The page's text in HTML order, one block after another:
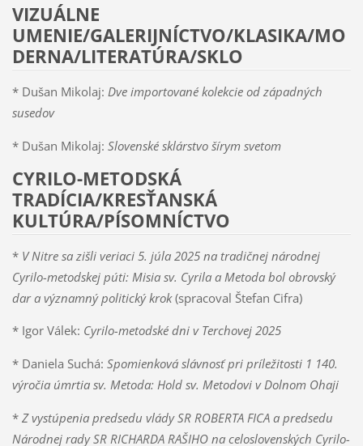
VIZUÁLNE
UMENIE/GALERIJNÍCTVO/KLASIKA/MO
DERNA/LITERATÚRA/SKLO
* Dušan Mikolaj: Dve importované kolekcie od západných
susedov
* Dušan Mikolaj: Slovenské sklárstvo šírym svetom
CYRILO-METODSKÁ
TRADÍCIA/KRESŤANSKÁ
KULTÚRA/PÍSOMNÍCTVO
* V Nitre sa zišli veriaci 5. júla 2025 na tradičnej národnej
Cyrilo-metodskej púti: Misia sv. Cyrila a Metoda bol obrovský
dar a významný politický krok(spracoval Štefan Cifra)
* Igor Válek: Cyrilo-metodské dni v Terchovej 2025
* Daniela Suchá: Spomienková slávnosť pri príležitosti 1 140.
výročia úmrtia sv. Metoda: Hold sv. Metodovi v Dolnom Ohaji
* Z vystúpenia predsedu vlády SR ROBERTA FICA a predsedu
Národnej rady SR RICHARDA RAŠIHO na celoslovenských Cyrilo-